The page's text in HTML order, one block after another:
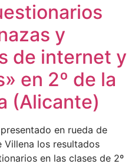
y
de internet y
en 2º de la
(Alicante)
en rueda de
Villena los resultados
en las clases de 2º